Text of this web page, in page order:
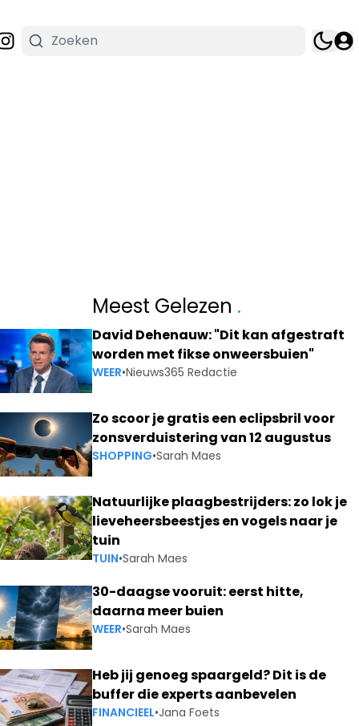
Meest Gelezen .
David Dehenauw: "Dit kan afgestraft
worden met fikse onweersbuien"
WEER•Nieuws365 Redactie
Zo scoor je gratis een eclipsbril voor
zonsverduistering van 12 augustus
SHOPPING•Sarah Maes
Natuurlijke plaagbestrijders: zo lok je
lieveheersbeestjes en vogels naar je
tuin
TUIN•Sarah Maes
30-daagse vooruit: eerst hitte,
daarna meer buien
WEER•Sarah Maes
Heb jij genoeg spaargeld? Dit is de
buffer die experts aanbevelen
FINANCIEEL•Jana Foets